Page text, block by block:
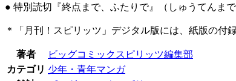
● 特別読切『終点まで、ふたりで』（しゅうてんま
＊「月刊！スピリッツ」デジタル版には、紙版の付
著者
ビッグコミックスピリッツ編集部
カテゴリ 少年・青年マンガ